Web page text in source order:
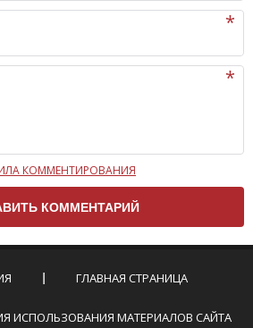
был опубликован на сайте,
следующих правил:
может быть слишком
высказываний.
от предмета обсуждения.
используйте в комментарие
КОММЕНТИРОВАНИЯ
ГЛАВНАЯ СТРАНИЦА
ИСПОЛЬЗОВАНИЯ МАТЕРИАЛОВ САЙТА